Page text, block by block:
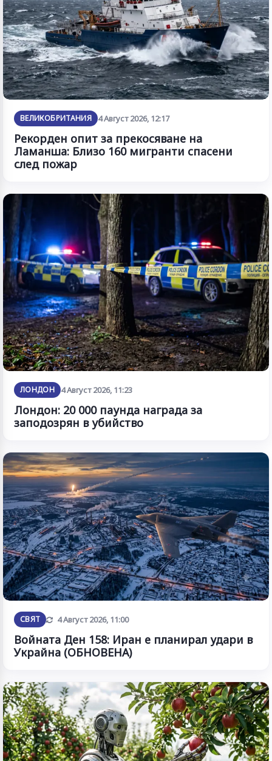
ВЕЛИКОБРИТАНИЯ 4 Август 2026, 12:17
Рекорден опит за прекосяване на
Ламанша: Близо 160 мигранти спасени
след пожар
ЛОНДОН 4 Август 2026, 11:23
Лондон: 20 000 паунда награда за
заподозрян в убийство
СВЯТ Обновена
4 Август 2026, 11:00
Войната Ден 158: Иран е планирал удари в
Украйна (ОБНОВЕНА)